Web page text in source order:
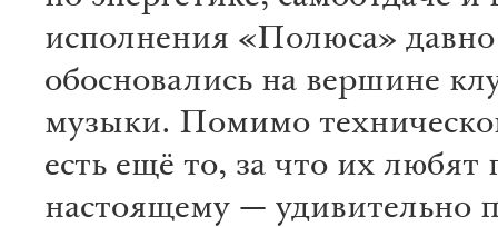
исполнения «Полюса» давно
обосновались на вершине
музыки. Помимо
есть ещё то, за что их любят
настоящему — удивительно